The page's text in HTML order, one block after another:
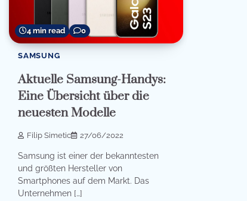
4 min read 0
SAMSUNG
Aktuelle Samsung-Handys:
Eine Übersicht über die
neuesten Modelle
Filip Simetic 27/06/2022
Samsung ist einer der bekanntesten
und größten Hersteller von
Smartphones auf dem Markt. Das
Unternehmen […]